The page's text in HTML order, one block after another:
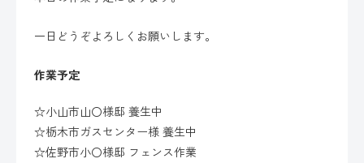
一日どうぞよろしくお願いします。
作業予定
☆小山市山〇様邸 養生中
☆栃木市ガスセンター様 養生中
☆佐野市小〇様邸 フェンス作業